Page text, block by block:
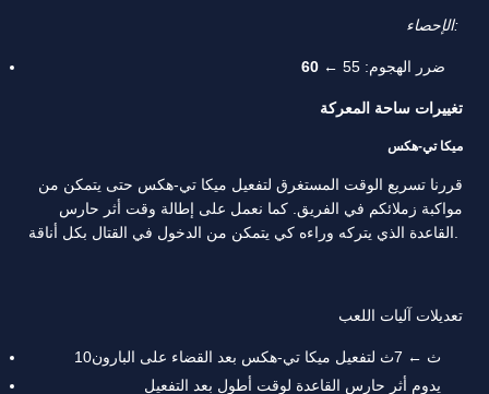
الإحصاء:
ضرر الهجوم: 55 ←
تغييرات ساحة المعركة
ميكا تي-هكس
قررنا تسريع الوقت المستغرق لتفعيل ميكا تي-هكس حتى يتمكن من
مواكبة زملائكم في الفريق. كما نعمل على إطالة وقت أثر حارس
تعديلات آليات اللعب